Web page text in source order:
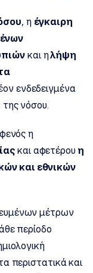
, η έγκαιρη
και ηλήψη
ενδεδειγμένα
νόσου.
η
και αφετέρου η
και εθνικών
μέτρων
περίοδο
περιστατικά και